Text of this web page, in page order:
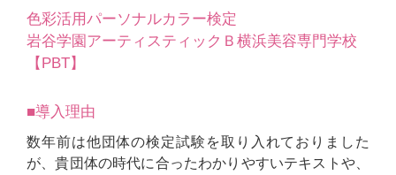
色彩活用パーソナルカラー検定
岩谷学園アーティスティックＢ横浜美容専門学校
【PBT】
■導入理由
数年前は他団体の検定試験を取り入れておりました
が、貴団体の時代に合ったわかりやすいテキストや、